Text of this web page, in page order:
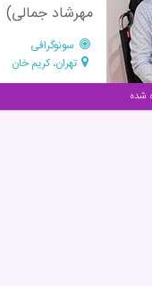
مهرشاد جمالی)
سونوگرافی
تهران، کریم خان